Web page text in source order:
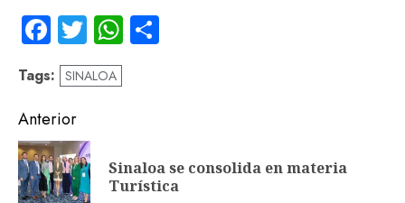
Facebook
TwitterWhatsApp
Tags: SINALOA
Navegación
de
entradas
Anterior
Sinaloa se consolida en materia
Turística